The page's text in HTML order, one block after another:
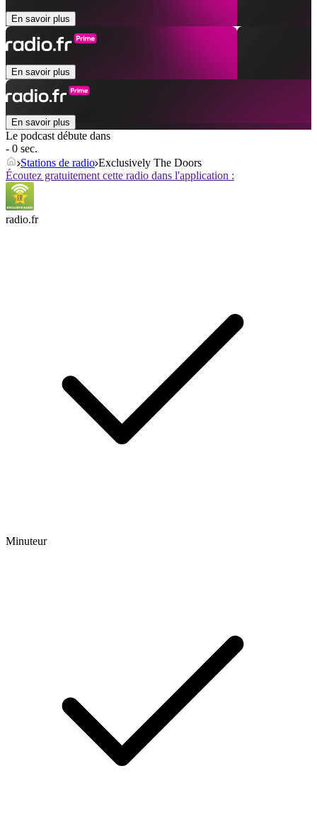
En savoir plus
En savoir plus
En savoir plus
Le podcast débute dans
- 0 sec.
Stations de radio Exclusively The Doors
Écoutez gratuitement cette radio dans l'application :
radio.fr
Minuteur